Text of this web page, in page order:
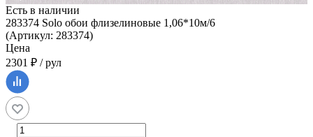
Есть в наличии
283374 Solo обои флизелиновые 1,06*10м/6
(Артикул: 283374)
Цена
2301 ₽ / рул